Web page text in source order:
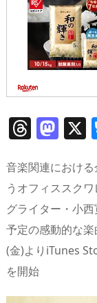
T
re
a
d
s
M
st
o
d
o
n
音楽関連におけ
うオフィススク
グライター・小
予定の感動的な
(金)よりiTunes
を開始